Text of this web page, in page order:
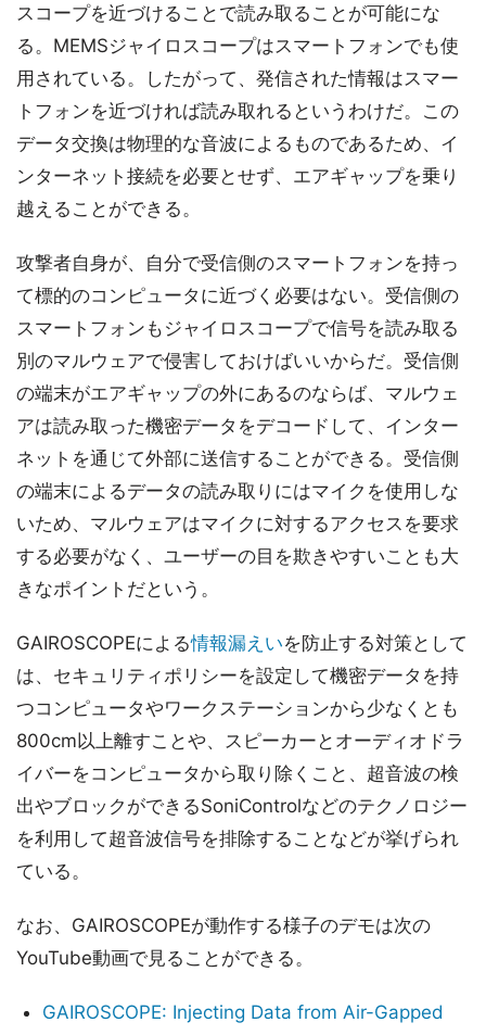
スコープを近づけることで読み取ることが可能にな
る。MEMSジャイロスコープはスマートフォンでも使
用されている。したがって、発信された情報はスマー
トフォンを近づければ読み取れるというわけだ。この
データ交換は物理的な音波によるものであるため、イ
ンターネット接続を必要とせず、エアギャップを乗り
越えることができる。
攻撃者自身が、自分で受信側のスマートフォンを持っ
て標的のコンピュータに近づく必要はない。受信側の
スマートフォンもジャイロスコープで信号を読み取る
別のマルウェアで侵害しておけばいいからだ。受信側
の端末がエアギャップの外にあるのならば、マルウェ
アは読み取った機密データをデコードして、インター
ネットを通じて外部に送信することができる。受信側
の端末によるデータの読み取りにはマイクを使用しな
いため、マルウェアはマイクに対するアクセスを要求
する必要がなく、ユーザーの目を欺きやすいことも大
きなポイントだという。
GAIROSCOPEによる情報漏えいを防止する対策として
は、セキュリティポリシーを設定して機密データを持
つコンピュータやワークステーションから少なくとも
800cm以上離すことや、スピーカーとオーディオドラ
イバーをコンピュータから取り除くこと、超音波の検
出やブロックができるSoniControlなどのテクノロジー
を利用して超音波信号を排除することなどが挙げられ
ている。
なお、GAIROSCOPEが動作する様子のデモは次の
YouTube動画で見ることができる。
GAIROSCOPE: Injecting Data from Air-Gapped